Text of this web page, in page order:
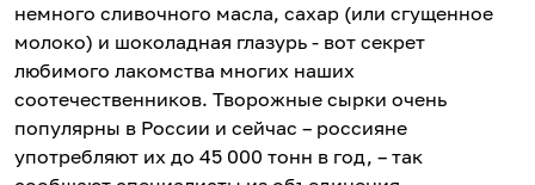
немного сливочного масла, сахар (или сгущенное
молоко) и шоколадная глазурь - вот секрет
любимого лакомства многих наших
соотечественников. Творожные сырки очень
популярны в России и сейчас – россияне
употребляют их до 45 000 тонн в год, – так